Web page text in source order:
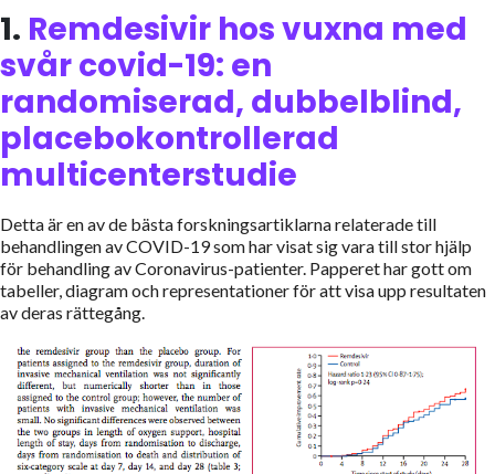
1. Remdesivir hos vuxna med
svår covid-19: en
randomiserad, dubbelblind,
placebokontrollerad
multicenterstudie
Detta är en av de bästa forskningsartiklarna relaterade till
behandlingen av COVID-19 som har visat sig vara till stor hjälp
för behandling av Coronavirus-patienter. Papperet har gott om
tabeller, diagram och representationer för att visa upp resultaten
av deras rättegång.